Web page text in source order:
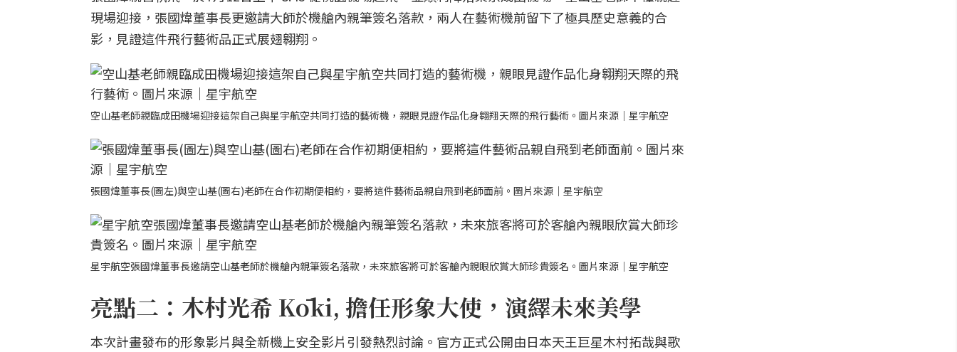
現場迎接，張國煒董事長更邀請大師於機艙內親筆簽名落款，兩人在藝術機前留下了極具歷史意義的合
影，見證這件飛行藝術品正式展翅翱翔。
空山基老師親臨成田機場迎接這架自己與星宇航空共同打造的藝術機，親眼見證作品化身翱翔天際的飛行藝術。圖片來源｜星宇航空
張國煒董事長(圖左)與空山基(圖右)老師在合作初期便相約，要將這件藝術品親自飛到老師面前。圖片來源｜星宇航空
星宇航空張國煒董事長邀請空山基老師於機艙內親筆簽名落款，未來旅客將可於客艙內親眼欣賞大師珍貴簽名。圖片來源｜星宇航空
亮點二：木村光希 Kōki, 擔任形象大使，演繹未來美學
本次計畫發布的形象影片與全新機上安全影片引發熱烈討論。官方正式公開由日本天王巨星木村拓哉與歌